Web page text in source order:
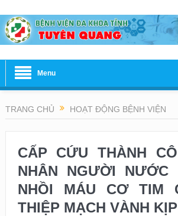
Menu
TRANG CHỦ HOẠT ĐỘNG BỆNH VIỆN
CẤP CỨU THÀNH
NHÂN NGƯỜI NƯỚC
NHỒI MÁU CƠ TIM
THIỆP MẠCH VÀNH